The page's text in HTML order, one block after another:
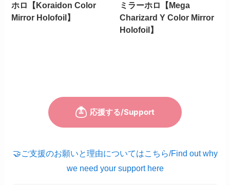
ホロ【Koraidon Color
Mirror Holofoil】
ミラーホロ【Mega
Charizard Y Color Mirror
Holofoil】
🤝ご支援のお願いと理由についてはこちら/Find out why
we need your support here